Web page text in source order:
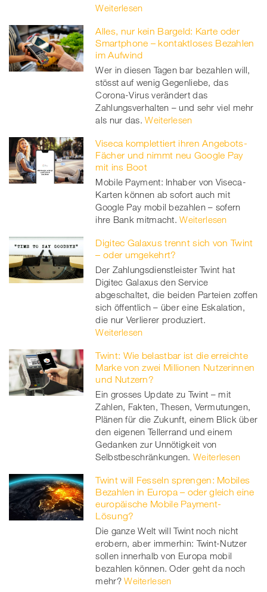
Weiterlesen
Alles, nur kein Bargeld: Karte oder
Smartphone – kontaktloses Bezahlen
im Aufwind
Wer in diesen Tagen bar bezahlen will,
stösst auf wenig Gegenliebe, das
Corona-Virus verändert das
Zahlungsverhalten – und sehr viel mehr
als nur das. Weiterlesen
Viseca komplettiert ihren Angebots-
Fächer und nimmt neu Google Pay
mit ins Boot
Mobile Payment: Inhaber von Viseca-
Karten können ab sofort auch mit
Google Pay mobil bezahlen – sofern
ihre Bank mitmacht. Weiterlesen
Digitec Galaxus trennt sich von Twint
– oder umgekehrt?
Der Zahlungsdienstleister Twint hat
Digitec Galaxus den Service
abgeschaltet, die beiden Parteien zoffen
sich öffentlich – über eine Eskalation,
die nur Verlierer produziert.
Weiterlesen
Twint: Wie belastbar ist die erreichte
Marke von zwei Millionen Nutzerinnen
und Nutzern?
Ein grosses Update zu Twint – mit
Zahlen, Fakten, Thesen, Vermutungen,
Plänen für die Zukunft, einem Blick über
den eigenen Tellerrand und einem
Gedanken zur Unnötigkeit von
Selbstbeschränkungen. Weiterlesen
Twint will Fesseln sprengen: Mobiles
Bezahlen in Europa – oder gleich eine
europäische Mobile Payment-
Lösung?
Die ganze Welt will Twint noch nicht
erobern, aber immerhin: Twint-Nutzer
sollen innerhalb von Europa mobil
bezahlen können. Oder geht da noch
mehr? Weiterlesen